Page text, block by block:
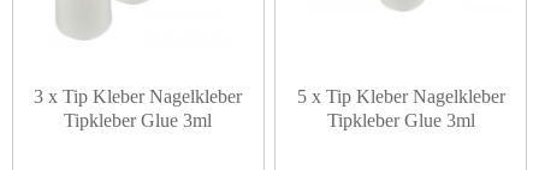
3 x Tip Kleber Nagelkleber
Tipkleber Glue 3ml
5 x Tip Kleber Nagelkleber
Tipkleber Glue 3ml